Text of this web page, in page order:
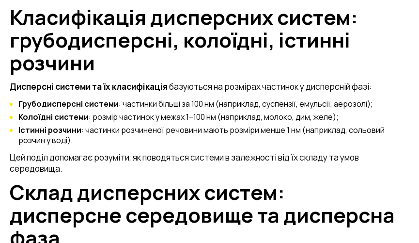
Класифікація дисперсних систем:
грубодисперсні, колоїдні, істинні
розчини
Дисперсні системи та їх класифікаціябазуються на розмірах частинок у дисперсній фазі:
Грубодисперсні системи: частинки більші за 100 нм (наприклад, суспензії, емульсії, аерозолі);
Колоїдні системи: розмір частинок у межах 1–100 нм (наприклад, молоко, дим, желе);
Істинні розчини: частинки розчиненої речовини мають розміри менше 1 нм (наприклад, сольовий
розчин у воді).
Цей поділ допомагає розуміти, як поводяться системи в залежності від їх складу та умов
середовища.
Склад дисперсних систем:
дисперсне середовище та дисперсна